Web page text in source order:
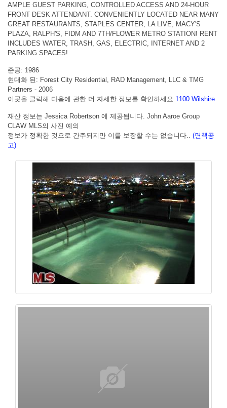
AMPLE GUEST PARKING, CONTROLLED ACCESS AND 24-HOUR
FRONT DESK ATTENDANT. CONVENIENTLY LOCATED NEAR MANY
GREAT RESTAURANTS, STAPLES CENTER, LA LIVE, MACY'S
PLAZA, RALPH'S, FIDM AND 7TH/FLOWER METRO STATION! RENT
INCLUDES WATER, TRASH, GAS, ELECTRIC, INTERNET AND 2
PARKING SPACES!
준공: 1986
현대화 된: Forest City Residential, RAD Management, LLC & TMG
Partners - 2006
이곳을 클릭해 다음에 관한 더 자세한 정보를 확인하세요 1100 Wilshire
재산 정보는 Jessica Robertson 에 제공됩니다. John Aaroe Group
CLAW MLS의 사진 예의
정보가 정확한 것으로 간주되지만 이를 보장할 수는 없습니다.. (면책공
고)